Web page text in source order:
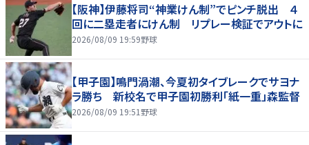
【阪神】伊藤将司“神業けん制”でピンチ脱出 ４
回に二塁走者にけん制 リプレー検証でアウトに
2026/08/09 19:59野球
【甲子園】鳴門渦潮、今夏初タイブレークでサヨナ
ラ勝ち 新校名で甲子園初勝利「紙一重」森監督
2026/08/09 19:51 野球